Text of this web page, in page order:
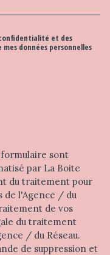
et des
données personnelles
sont
par La Boite
du traitement pour
de l'Agence / du
de vos
du traitement
/ du Réseau.
de suppression et